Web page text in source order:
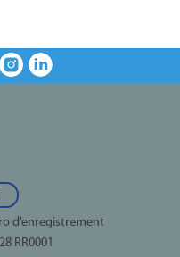
InstagramLinkedIn
d’enregistrement
RR0001